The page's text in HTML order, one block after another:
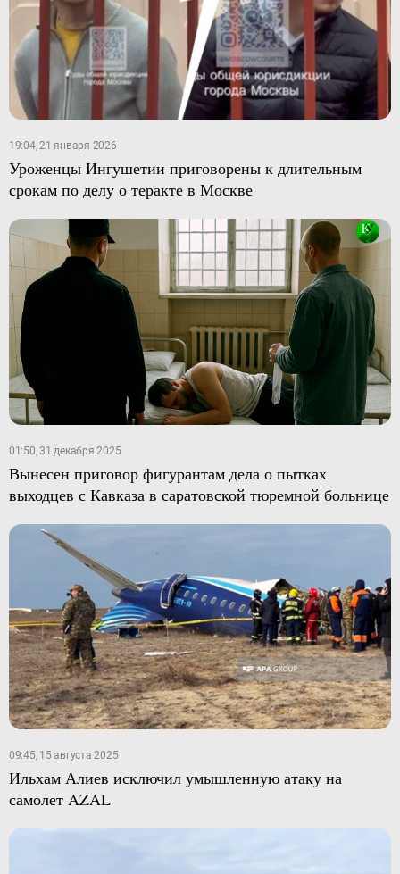
19:04, 21 января 2026
Уроженцы Ингушетии приговорены к длительным
срокам по делу о теракте в Москве
01:50, 31 декабря 2025
Вынесен приговор фигурантам дела о пытках
выходцев с Кавказа в саратовской тюремной больнице
09:45, 15 августа 2025
Ильхам Алиев исключил умышленную атаку на
самолет AZAL